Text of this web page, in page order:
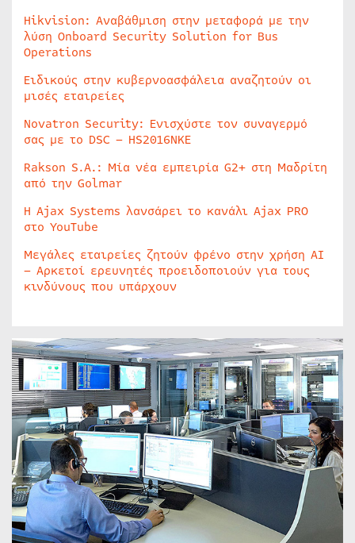
Hikvision: Αναβάθμιση στην μεταφορά με την
λύση Onboard Security Solution for Bus
Operations
Ειδικούς στην κυβερνοασφάλεια αναζητούν οι
μισές εταιρείες
Novatron Security: Ενισχύστε τον συναγερμό
σας με το DSC – HS2016NKE
Rakson S.A.: Μία νέα εμπειρία G2+ στη Μαδρίτη
από την Golmar
Η Ajax Systems λανσάρει το κανάλι Ajax PRO
στο YouTube
Μεγάλες εταιρείες ζητούν φρένο στην χρήση AI
– Αρκετοί ερευνητές προειδοποιούν για τους
κινδύνους που υπάρχουν